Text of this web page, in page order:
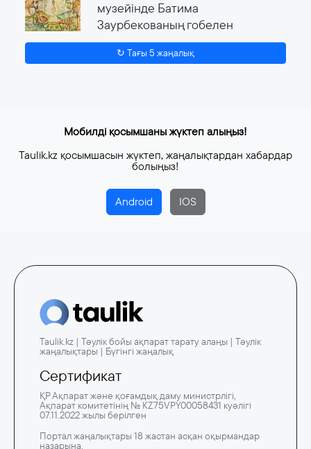
музейінде Батима
Заурбекованың гобелен
өнеріне арналған ауқымды
көрме өтеді
↻ Тағы 5 жаңалық
Мобилді қосымшаны жүктеп алыңыз!
Taulik.kz қосымшасын жүктеп, жаңалықтардан хабардар
болыңыз!
Android IOS
Taulik.kz | Тәулік бойы ақпарат тарату алаңы | Тәулік
жаңалықтары | Бүгінгі жаңалық
Сертификат
ҚР Ақпарат және қоғамдық даму министрлігі,
Ақпарат комитетінің № KZ75VPY00058431 куәлігі
07.11.2022 жылы берілген
Портал жаңалықтары 18 жастан асқан оқырмандар
назарына.